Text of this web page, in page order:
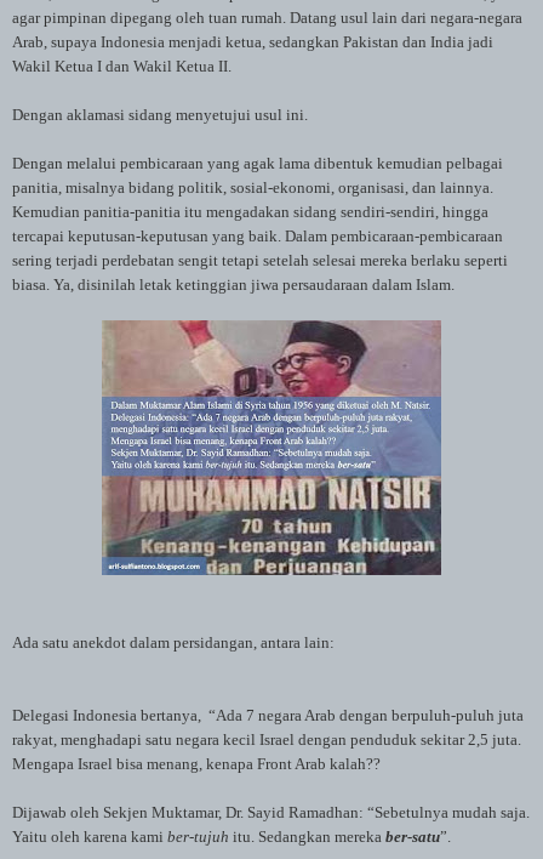
agar pimpinan dipegang oleh tuan rumah. Datang usul lain dari negara-negara
Arab, supaya Indonesia menjadi ketua, sedangkan Pakistan dan India jadi
Wakil Ketua I dan Wakil Ketua II.
Dengan aklamasi sidang menyetujui usul ini.
Dengan melalui pembicaraan yang agak lama dibentuk kemudian pelbagai
panitia, misalnya bidang politik, sosial-ekonomi, organisasi, dan lainnya.
Kemudian panitia-panitia itu mengadakan sidang sendiri-sendiri, hingga
tercapai keputusan-keputusan yang baik. Dalam pembicaraan-pembicaraan
sering terjadi perdebatan sengit tetapi setelah selesai mereka berlaku seperti
biasa. Ya, disinilah letak ketinggian jiwa persaudaraan dalam Islam.
Ada satu anekdot dalam persidangan, antara lain:
Delegasi Indonesia bertanya, “Ada 7 negara Arab dengan berpuluh-puluh juta
rakyat menghadapi satu negara kecil Israel dengan penduduk sekitar2,5 juta
Mengapa Israel bisa menang kenapa Front Arab kalah??
Dijawab oleh Sekjen Muktamar, Dr. Sayid Ramadhan: “Sebetulnya mudah saja
Yaitu oleh karena kami ber-tujuh itu Sedangkan mereka ber-satu”.